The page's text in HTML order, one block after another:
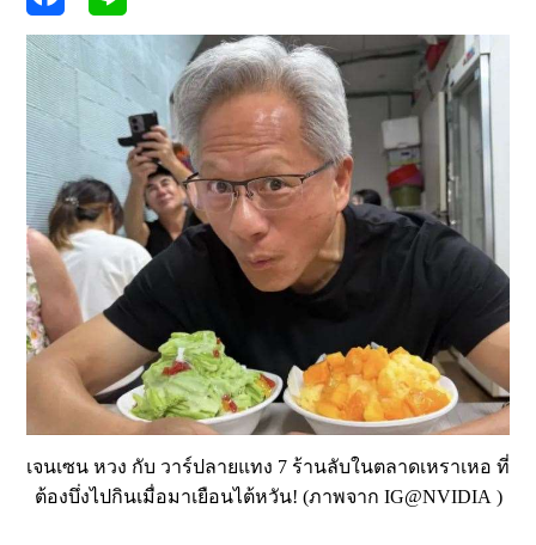
เจนเซน หวง กับ วาร์ปลายแทง 7 ร้านลับในตลาดเหราเหอ ที่
ต้องบึ่งไปกินเมื่อมาเยือนไต้หวัน! (ภาพจาก IG@NVIDIA )